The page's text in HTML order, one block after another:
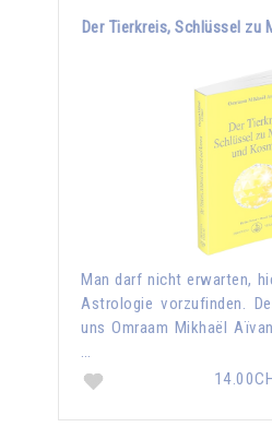
Der Tierkreis, Schlüssel zu
Man darf nicht erwarten,
Astrologie vorzufinden.
uns Omraam Mikhaël
…